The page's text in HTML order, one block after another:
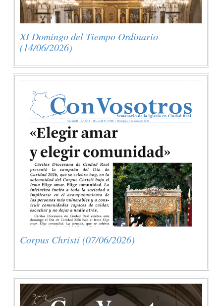
XI Domingo del Tiempo Ordinario
(14/06/2026)
Corpus Christi (07/06/2026)